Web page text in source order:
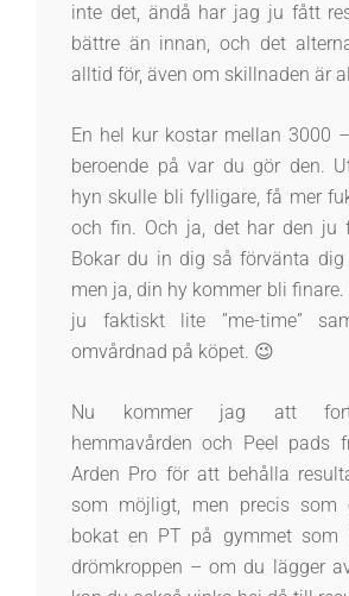
inte det, ändå har jag ju fått
bättre än innan, och det
alltid för, även om skillnaden är
En hel kur kostar mellan 3000
beroende på var du gör den.
hyn skulle bli fylligare, få mer
och fin. Och ja, det har den ju
Bokar du in dig så förvänta dig
men ja, din hy kommer bli finare.
ju faktiskt lite ”me-time”
omvårdnad på köpet. 😉
Nu kommer jag att
hemmavården och Peel pads
Arden Pro för att behålla
som möjligt, men precis som
bokat en PT på gymmet
drömkroppen – om du lägger